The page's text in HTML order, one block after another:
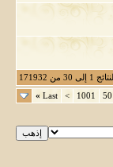
من 171932
1001
>
Last
»